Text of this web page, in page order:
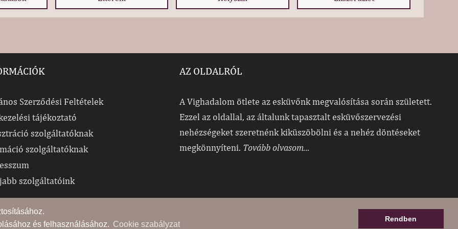
és felhasználásához. Cookie szabályzat
Rendben
Szerződési Feltételek
tájékoztató
szolgáltatóknak
szolgáltatóknak
szolgáltatóink
AZ OLDALRÓL
A Vighadalom ötlete az esküvőnk megvalósítása során született.
Ezzel az oldallal, az általunk tapasztalt esküvőszervezési
nehézségeket szeretnénk kiküszöbölni és a nehéz döntéseket
megkönnyíteni. Tovább olvasom...